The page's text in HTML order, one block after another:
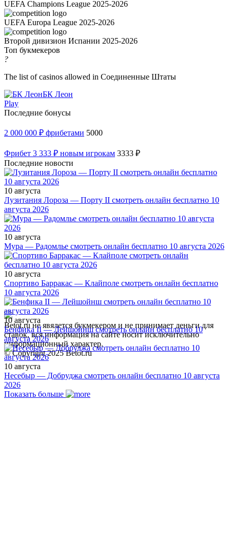
UEFA Champions League 2025-2026
UEFA Europa League 2025-2026
Второй дивизион Испании 2025-2026
Топ букмекеров
?
The list of casinos allowed in Соединенные Штаты
БК Леон
Play
Последние бонусы
2 000 000 ₽ фрибетами 5000
Фрибет 3 333 ₽ новым игрокам 3333 ₽
Последние новости
10 августа
Лузитания Лороза — Порту II смотреть онлайн бесплатно 10
августа 2026
10 августа
Мура — Радомлье смотреть онлайн бесплатно 10 августа 2026
10 августа
Спортиво Барракас — Клайполе смотреть онлайн бесплатно
10 августа 2026
10 августа
Бенфика II — Лейшойнш смотреть онлайн бесплатно 10
августа 2026
10 августа
Несебыр — Добруджа смотреть онлайн бесплатно 10 августа
2026
Показать больше
Betot.ru не явялется букмекером и не принимает деньги для
ставок, вся информация на сайте носит исключительно
информационный характер.
© Copyright 2025 Betot.ru